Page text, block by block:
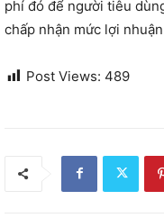
phí đó để người tiêu
chấp nhận mức lợi
Post Views: 489